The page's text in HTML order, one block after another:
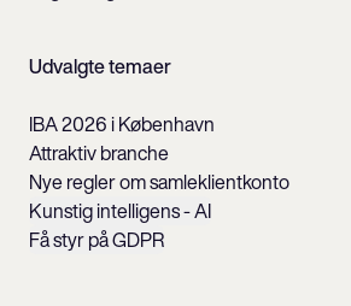
Udvalgte temaer
IBA 2026 i København
Attraktiv branche
Nye regler om samleklientkonto
Kunstig intelligens - AI
Få styr på GDPR